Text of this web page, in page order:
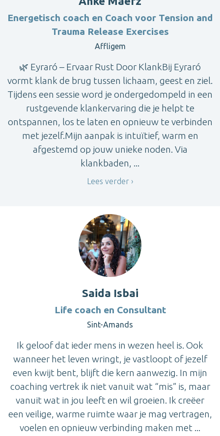
Energetisch coach en Coach voor Tension and
Trauma Release Exercises
Affligem
🌿 Eyraró – Ervaar Rust Door KlankBij Eyraró
vormt klank de brug tussen lichaam, geest en ziel.
Tijdens een sessie word je ondergedompeld in een
rustgevende klankervaring die je helpt te
ontspannen, los te laten en opnieuw te verbinden
met jezelf.Mijn aanpak is intuïtief, warm en
afgestemd op jouw unieke noden. Via
klankbaden, ...
Lees verder
Saida Isbai
Life coach en Consultant
Sint-Amands
Ik geloof dat ieder mens in wezen heel is. Ook
wanneer het leven wringt, je vastloopt of jezelf
even kwijt bent, blijft die kern aanwezig. In mijn
coaching vertrek ik niet vanuit wat “mis” is, maar
vanuit wat in jou leeft en wil groeien. Ik creëer
een veilige, warme ruimte waar je mag vertragen,
voelen en opnieuw verbinding maken met ...